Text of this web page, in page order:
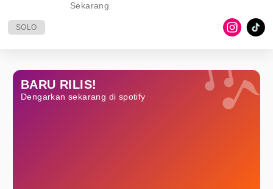
Sekarang
SOLO
BARU RILIS!
Dengarkan sekarang di spotify